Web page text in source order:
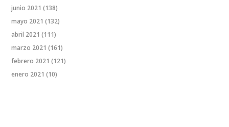
junio 2021 (138)
mayo 2021 (132)
abril 2021 (111)
marzo 2021 (161)
febrero 2021 (121)
enero 2021 (10)